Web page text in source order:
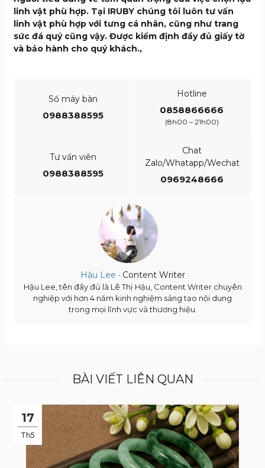
linh vật phù hợp. Tại IRUBY chúng tôi luôn tư vấn
linh vật phù hợp với tưng cá nhân, cũng như trang
sức đá quý cũng vậy. Được kiểm định đầy đủ giấy tờ
và bảo hành cho quý khách.,
Số máy bàn
0988388595
Hotline
0858866666
(8h00 – 21h00)
Tư vấn viên
0988388595
Chat
Zalo/Whatapp/Wechat
0969248666
Hậu Lee · Content Writer
Hậu Lee, tên đầy đủ là Lê Thị Hậu, Content Writer chuyên
nghiệp với hơn 4 năm kinh nghiệm sáng tạo nội dung
trong mọi lĩnh vực và thương hiệu.
BÀI VIẾT LIÊN QUAN
17
Th5